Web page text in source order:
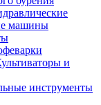
машины
и
инструменты